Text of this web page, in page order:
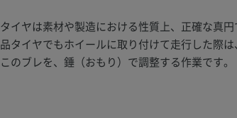
タイヤは素材や製造における性質上、正確な真
品タイヤでもホイールに取り付けて走行した際は
このブレを、錘（おもり）で調整する作業です。